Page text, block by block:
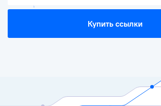
Купить ссылки